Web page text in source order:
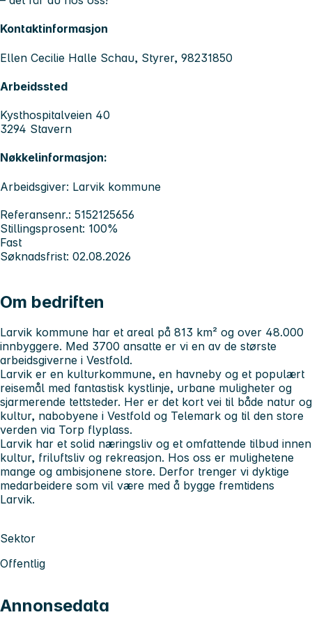
Kontaktinformasjon
Ellen Cecilie Halle Schau, Styrer, 98231850
Arbeidssted
Kysthospitalveien 40
3294 Stavern
Nøkkelinformasjon:
Arbeidsgiver: Larvik kommune
Referansenr.: 5152125656
Stillingsprosent: 100%
Fast
Søknadsfrist: 02.08.2026
Om bedriften
Larvik kommune har et areal på 813 km² og over 48.000
innbyggere. Med 3700 ansatte er vi en av de største
arbeidsgiverne i Vestfold.
Larvik er en kulturkommune, en havneby og et populært
reisemål med fantastisk kystlinje, urbane muligheter og
sjarmerende tettsteder. Her er det kort vei til både natur og
kultur, nabobyene i Vestfold og Telemark og til den store
verden via Torp flyplass.
Larvik har et solid næringsliv og et omfattende tilbud innen
kultur, friluftsliv og rekreasjon. Hos oss er mulighetene
mange og ambisjonene store. Derfor trenger vi dyktige
medarbeidere som vil være med å bygge fremtidens
Larvik.
Sektor
Offentlig
Annonsedata